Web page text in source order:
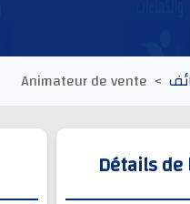
Animateur de vente
Détails de